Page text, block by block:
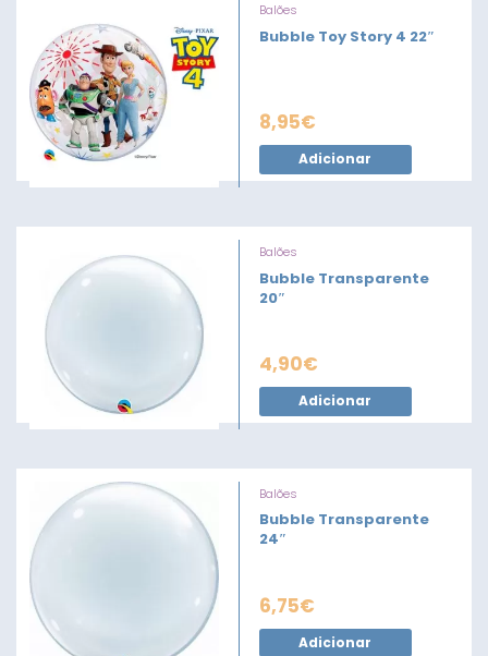
Balões
Bubble Toy Story 4 22″
8,95€
Adicionar
Balões
Bubble Transparente
20″
4,90€
Adicionar
Balões
Bubble Transparente
24″
6,75€
Adicionar